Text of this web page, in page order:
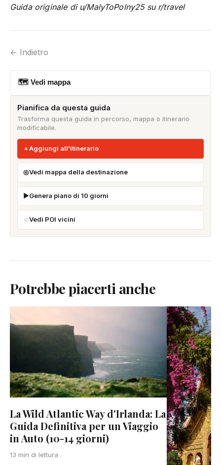
Guida originale di u/MalyToPolny25 su r/travel
← Indietro
🗺 Vedi mappa
Pianifica da questa guida
Trasforma questa guida in percorso, mappa o itinerario
modificabile.
Aggiungi all'itinerario
Vedi mappa della destinazione
Genera piano di 10 giorni
Vedi POI vicini
Potrebbe piacerti anche
La Wild Atlantic Way d'Irlanda: La
Guida Definitiva per un Viaggio
in Auto (10-14 giorni)
13 min di lettura